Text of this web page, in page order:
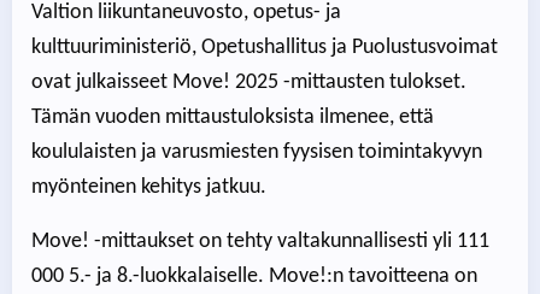
Valtion liikuntaneuvosto, opetus- ja
kulttuuriministeriö, Opetushallitus ja Puolustusvoimat
ovat julkaisseet Move! 2025 -mittausten tulokset.
Tämän vuoden mittaustuloksista ilmenee, että
koululaisten ja varusmiesten fyysisen toimintakyvyn
myönteinen kehitys jatkuu.
Move! -mittaukset on tehty valtakunnallisesti yli 111
000 5.- ja 8.-luokkalaiselle. Move!:n tavoitteena on